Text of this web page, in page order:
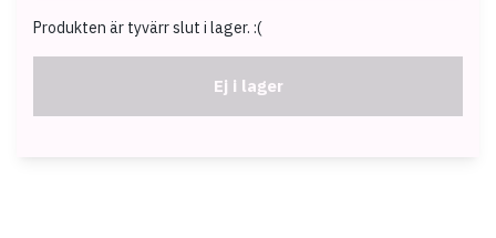
Produkten är tyvärr slut i lager. :(
Ej i lager